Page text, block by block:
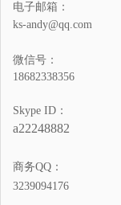
电子邮箱：
ks-andy@qq.com
微信号：
18682338356
Skype ID：
a22248882
商务QQ：
3239094176